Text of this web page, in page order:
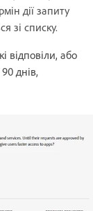
дії запиту
зі списку.
відповіли, або
днів,